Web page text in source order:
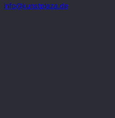
info@kunstplaza.de